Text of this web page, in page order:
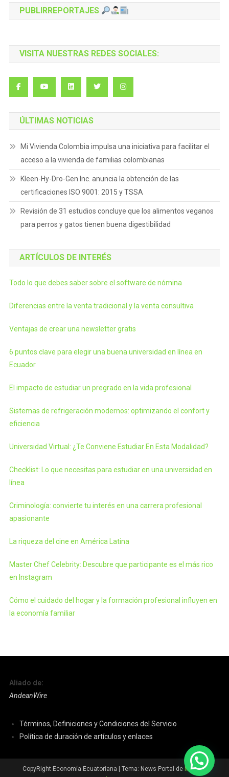
PUBLIRREPORTAJES
VISITA NUESTRAS REDES SOCIALES:
ÚLTIMAS NOTICIAS
Mi Vivienda Colombia impulsa una iniciativa para facilitar el
acceso a la vivienda de familias colombianas
Kleen-Hy-Dro-Gen Inc. anuncia la obtención de las
certificaciones ISO 9001: 2015 y TSSA
Revisión de 31 estudios concluye que los alimentos veganos
para perros y gatos tienen buena digestibilidad
ARTÍCULOS DE INTERÉS
Todo lo que debes saber sobre el software de nómina
Diferencias entre la venta tradicional y la venta consultiva
Ventajas de crear una newsletter gratis
6 puntos clave para elegir una buena universidad en línea en
Ecuador
El impacto de estudiar un pregrado en la vida profesional
Sistemas de refrigeración modernos: optimizando el confort y
eficiencia
Universidad Virtual: ¿Te Conviene Estudiar En Esta Modalidad?
Checklist: Lo que necesitas para estudiar en una universidad en
línea
Criminología: convierte tu interés en una carrera profesional
apasionante
La riqueza del cine en América Latina
Master Chef Celebrity: Descubre que participante es el más rico
en Instagram
Cómo el cuidado del hogar y la formación profesional influyen en
la economía familiar
Aliado de:
AndeanWire
Términos, Definiciones y Condiciones del Servicio
Política de duración de artículos y enlaces
CopyRight Economía Ecuatoriana Tema: News Portal de Mystery